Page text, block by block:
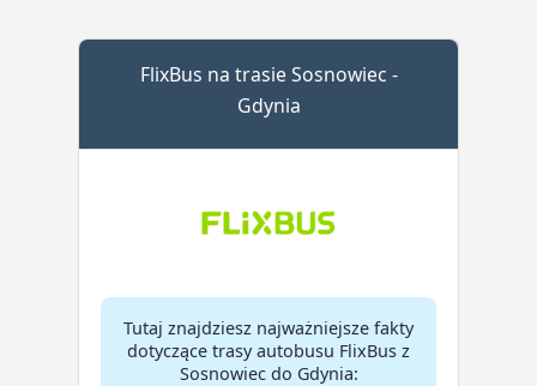
FlixBus na trasie Sosnowiec -
Gdynia
Tutaj znajdziesz najważniejsze fakty
dotyczące trasy autobusu FlixBus z
Sosnowiec do Gdynia: